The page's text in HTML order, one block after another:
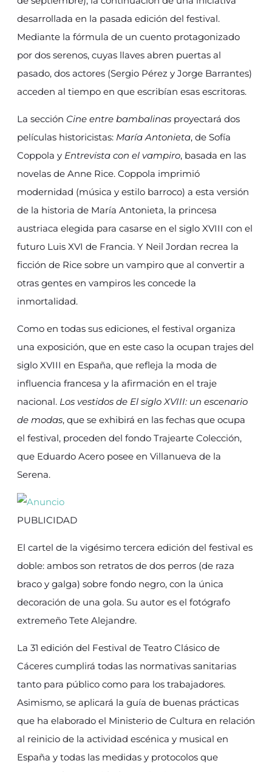
desarrollada en la pasada edición del festival.
Mediante la fórmula de un cuento protagonizado
por dos serenos, cuyas llaves abren puertas al
pasado, dos actores (Sergio Pérez y Jorge Barrantes)
acceden al tiempo en que escribían esas escritoras.
La sección Cine entre bambalinas proyectará dos
películas historicistas: María Antonieta, de Sofía
Coppola y Entrevista con el vampiro, basada en las
novelas de Anne Rice. Coppola imprimió
modernidad (música y estilo barroco) a esta versión
de la historia de María Antonieta, la princesa
austriaca elegida para casarse en el siglo XVIII con el
futuro Luis XVI de Francia. Y Neil Jordan recrea la
ficción de Rice sobre un vampiro que al convertir a
otras gentes en vampiros les concede la
inmortalidad.
Como en todas sus ediciones, el festival organiza
una exposición, que en este caso la ocupan trajes del
siglo XVIII en España, que refleja la moda de
influencia francesa y la afirmación en el traje
nacional. Los vestidos de El siglo XVIII: un escenario
de modas, que se exhibirá en las fechas que ocupa
el festival, proceden del fondo Trajearte Colección,
que Eduardo Acero posee en Villanueva de la
Serena.
PUBLICIDAD
El cartel de la vigésimo tercera edición del festival es
doble: ambos son retratos de dos perros (de raza
braco y galga) sobre fondo negro, con la única
decoración de una gola. Su autor es el fotógrafo
extremeño Tete Alejandre.
La 31 edición del Festival de Teatro Clásico de
Cáceres cumplirá todas las normativas sanitarias
tanto para público como para los trabajadores.
Asimismo, se aplicará la guía de buenas prácticas
que ha elaborado el Ministerio de Cultura en relación
al reinicio de la actividad escénica y musical en
España y todas las medidas y protocolos que